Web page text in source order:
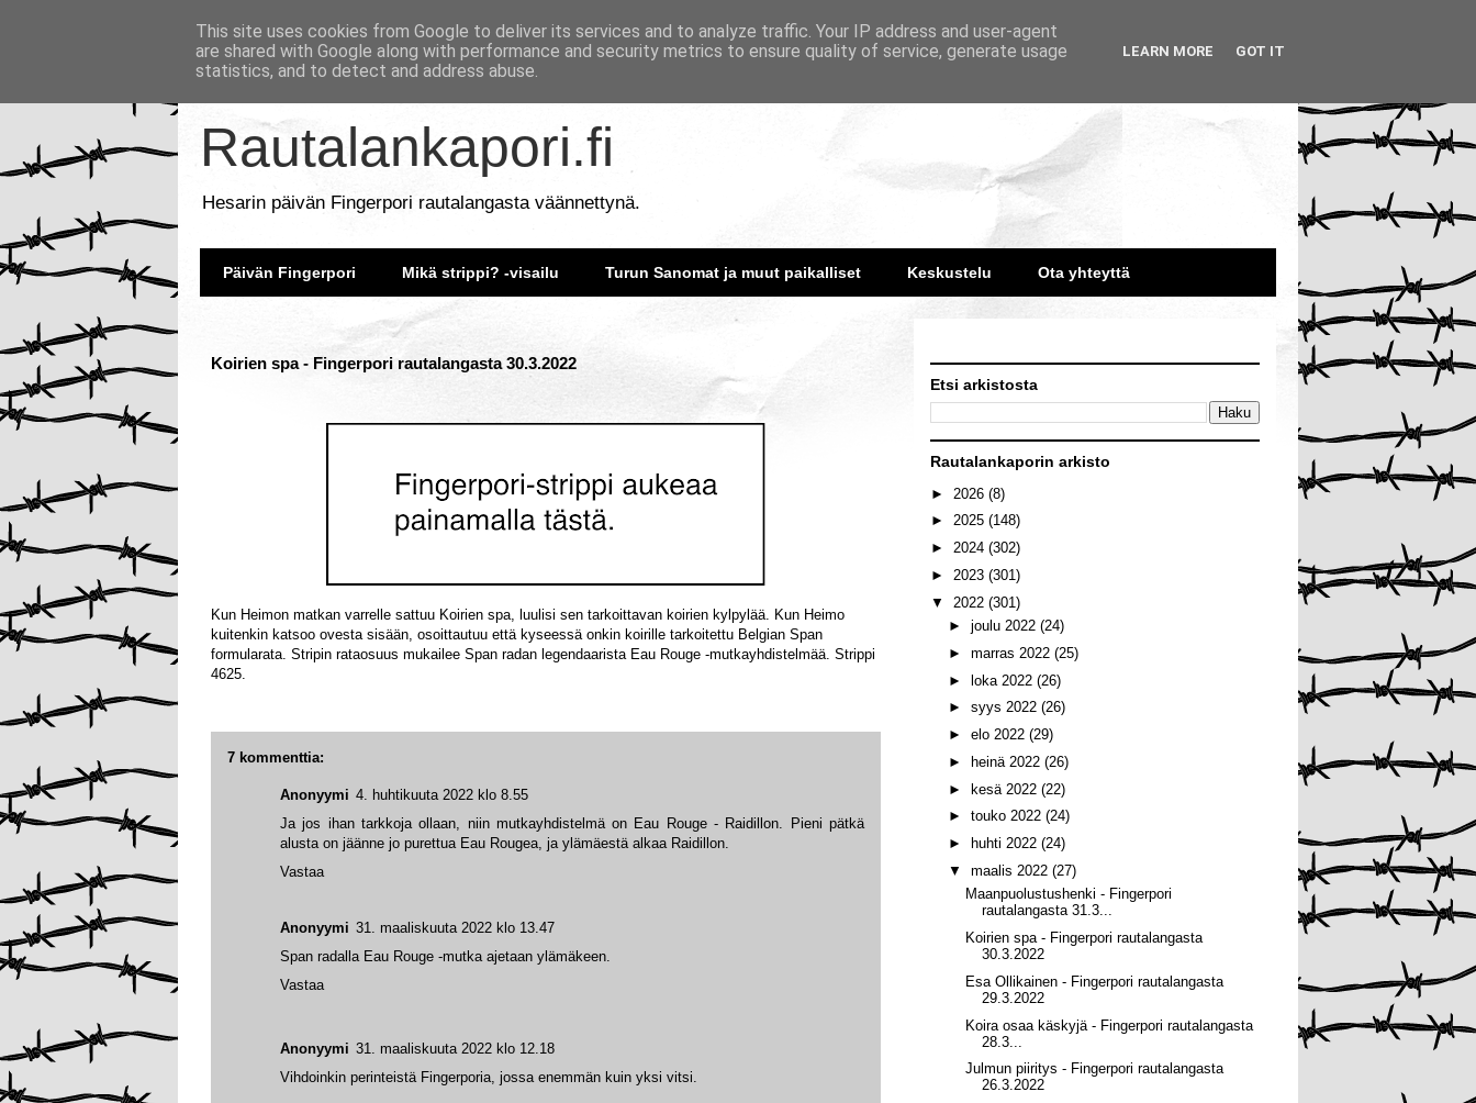
Rautalankapori.fi
Hesarin päivän Fingerpori rautalangasta väännettynä.
Päivän Fingerpori Mikä strippi? -visailu Turun Sanomat ja muut paikalliset Keskustelu Ota yhteyttä
Koirien spa - Fingerpori rautalangasta 30.3.2022
Kun Heimon matkan varrelle sattuu Koirien spa, luulisi sen tarkoittavan koirien kylpylää. Kun Heimo
kuitenkin katsoo ovesta sisään, osoittautuu että kyseessä onkin koirille tarkoitettu Belgian Span
formularata. Stripin rataosuus mukailee Span radan legendaarista Eau Rouge -mutkayhdistelmää. Strippi
4625.
7 kommenttia:
Anonyymi 31. maaliskuuta 2022 klo 12.18
Vihdoinkin perinteistä Fingerporia, jossa enemmän kuin yksi vitsi.
Anonyymi 31. maaliskuuta 2022 klo 13.47
Span radalla Eau Rouge -mutka ajetaan ylämäkeen.
Vastaa
Anonyymi 4. huhtikuuta 2022 klo 8.55
Ja jos ihan tarkkoja ollaan, niin mutkayhdistelmä on Eau Rouge - Raidillon. Pieni pätkä
alusta on jäänne jo purettua Eau Rougea, ja ylämäestä alkaa Raidillon.
Vastaa
Etsi arkistosta
Rautalankaporin arkisto
► 2026 (8)
► 2025 (148)
► 2024 (302)
► 2023 (301)
▼ 2022 (301)
► joulu 2022 (24)
► marras 2022 (25)
► loka 2022 (26)
► syys 2022 (26)
► elo 2022 (29)
►
heinä 2022 (26)
► kesä 2022 (22)
► touko 2022 (24)
►
huhti 2022 (24)
▼ maalis 2022 (27)
Maanpuolustushenki - Fingerpori
rautalangasta 31.3...
Koirien spa - Fingerpori rautalangasta
30.3.2022
Esa Ollikainen - Fingerpori rautalangasta
29.3.2022
Koira osaa käskyjä - Fingerpori rautalangasta
28.3...
Julmun piiritys - Fingerpori rautalangasta
26.3.2022
This site uses cookies from Google to deliver its services and to analyze traffic. Your IP address and user-agent
are shared with Google along with performance and security metrics to ensure quality of service, generate usage
statistics, and to detect and address abuse.
LEARN MORE GOT IT